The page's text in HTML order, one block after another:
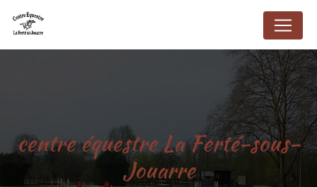
centre équestre La Ferté-sous-
Jouarre
Panneau de gestion des cookies